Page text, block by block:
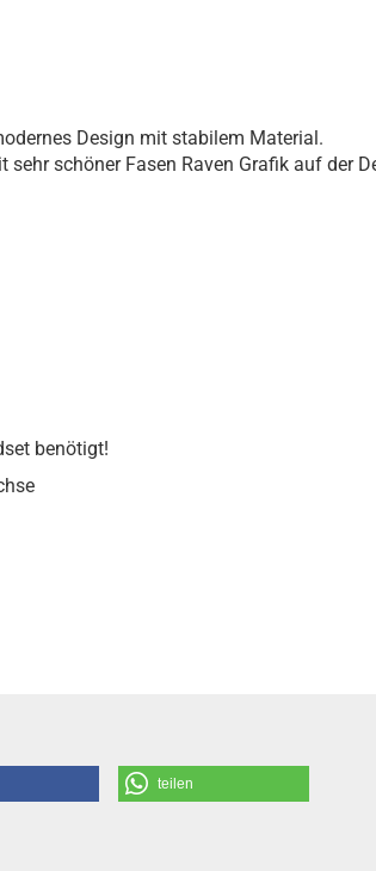
Design mit stabilem Material.
schöner Fasen Raven Grafik auf der
benötigt!
teilen